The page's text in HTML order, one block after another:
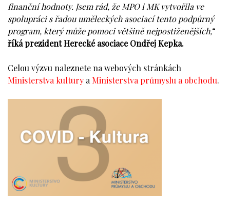
finanční hodnoty. Jsem rád, že MPO i MK vytvořila ve
spolupráci s řadou uměleckých asociací tento podpůrný
program, který může pomoci většině nejpostiženějších,“
říká prezident Herecké asociace Ondřej Kepka.
Celou výzvu naleznete na webových stránkách
Ministerstva kultury a Ministerstva průmyslu a obchodu.